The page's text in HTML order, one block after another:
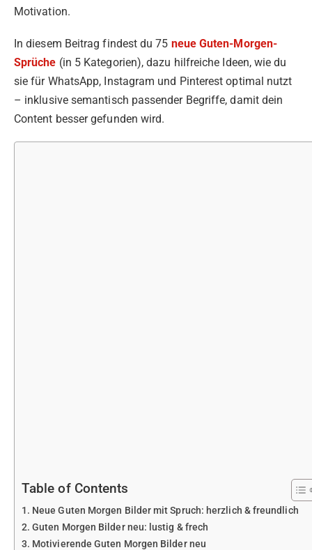
Motivation.
In diesem Beitrag findest du 75 neue Guten-Morgen-
Sprüche (in 5 Kategorien), dazu hilfreiche Ideen, wie du
sie für WhatsApp, Instagram und Pinterest optimal nutzt
– inklusive semantisch passender Begriffe, damit dein
Content besser gefunden wird.
Table of Contents
Neue Guten Morgen Bilder mit Spruch: herzlich & freundlich
Guten Morgen Bilder neu: lustig & frech
Motivierende Guten Morgen Bilder neu